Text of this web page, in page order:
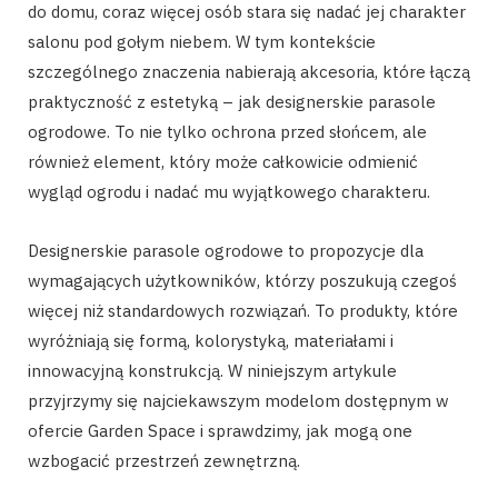
do domu, coraz więcej osób stara się nadać jej charakter
salonu pod gołym niebem. W tym kontekście
szczególnego znaczenia nabierają akcesoria, które łączą
praktyczność z estetyką – jak designerskie parasole
ogrodowe. To nie tylko ochrona przed słońcem, ale
również element, który może całkowicie odmienić
wygląd ogrodu i nadać mu wyjątkowego charakteru.
Designerskie parasole ogrodowe to propozycje dla
wymagających użytkowników, którzy poszukują czegoś
więcej niż standardowych rozwiązań. To produkty, które
wyróżniają się formą, kolorystyką, materiałami i
innowacyjną konstrukcją. W niniejszym artykule
przyjrzymy się najciekawszym modelom dostępnym w
ofercie Garden Space i sprawdzimy, jak mogą one
wzbogacić przestrzeń zewnętrzną.